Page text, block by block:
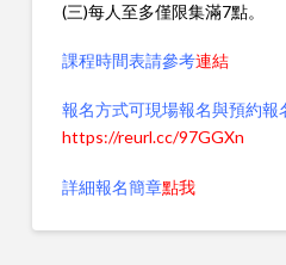
(三)每人至多僅限集滿7點。
課程時間表請參考連結
報名方式可現場報名與預約報
https://reurl.cc/97GGXn
詳細報名簡章點我